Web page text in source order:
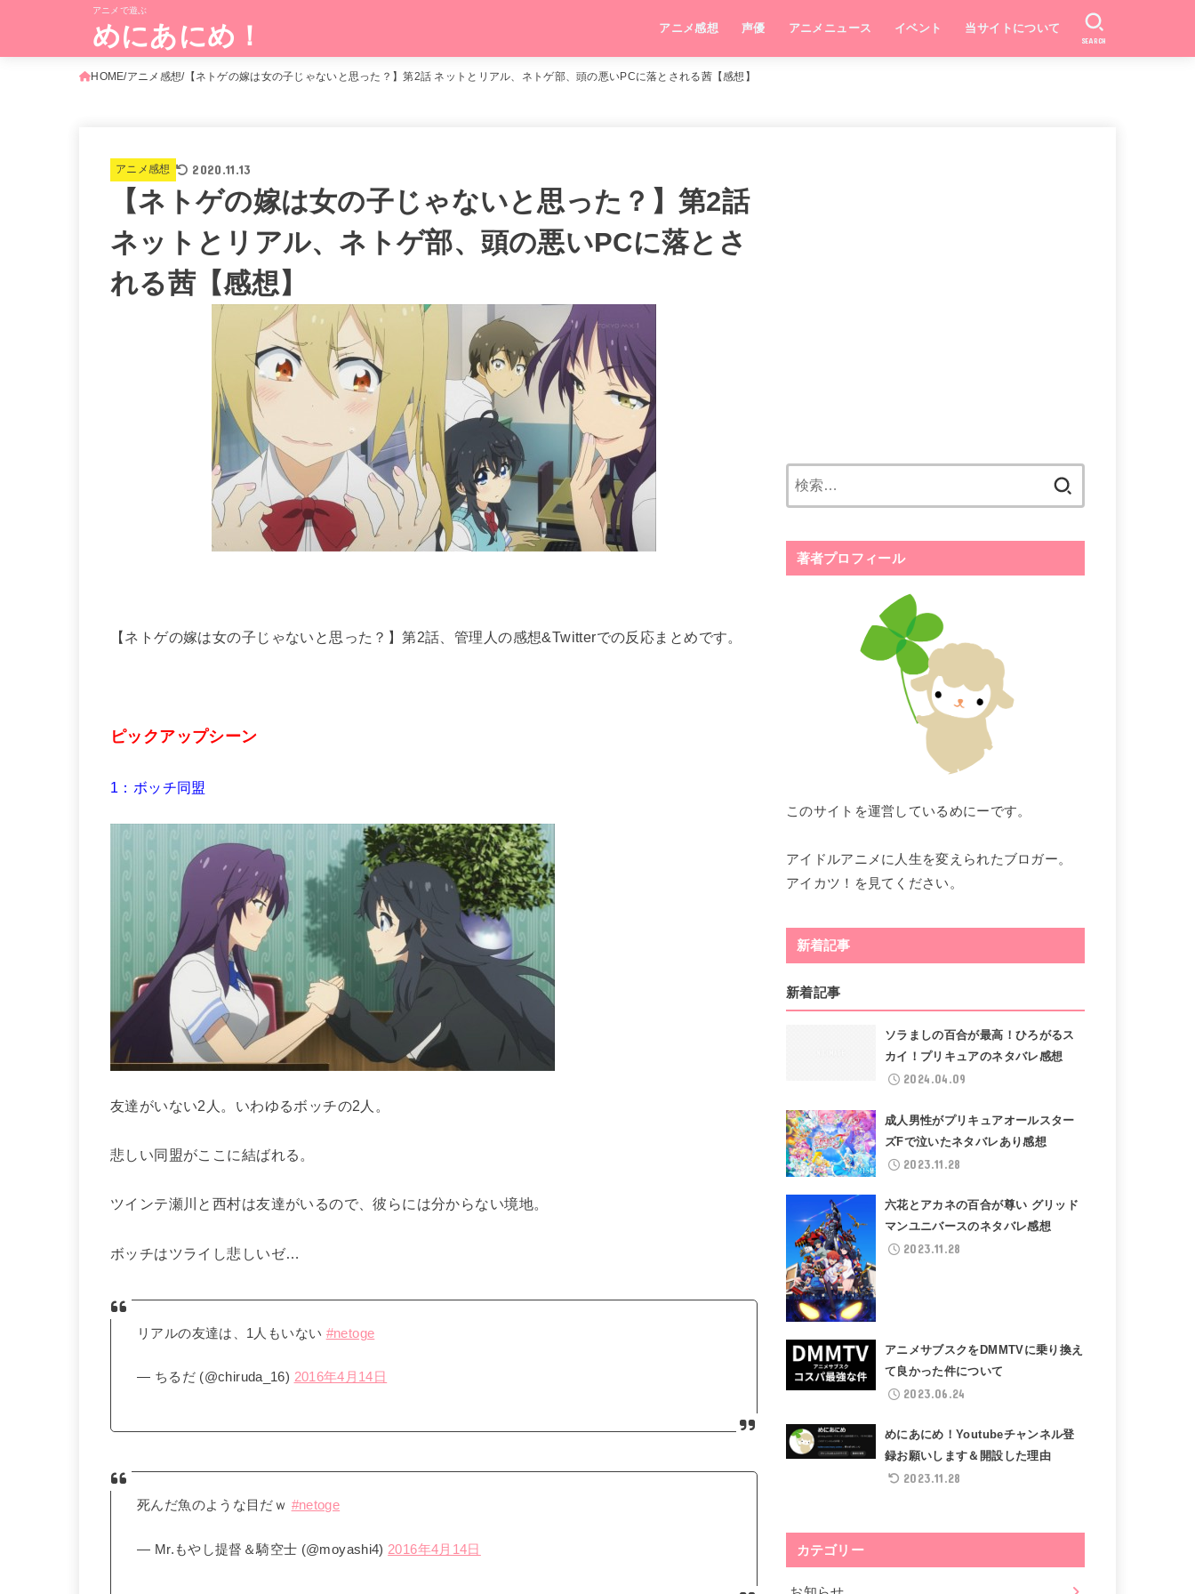
アニメで遊ぶ
めにあにめ！ アニメ感想 声優 アニメニュース イベント 当サイトについて
SEARCH
HOME アニメ感想 【ネトゲの嫁は女の子じゃないと思った？】第2話 ネットとリアル、ネトゲ部、頭の悪いPCに落とされる茜【感想】
アニメ感想 2020.11.13
【ネトゲの嫁は女の子じゃないと思った？】第2話
ネットとリアル、ネトゲ部、頭の悪いPCに落とさ
れる茜【感想】
【ネトゲの嫁は女の子じゃないと思った？】第2話、管理人の感想&Twitterでの反応まとめです。
ピックアップシーン
1：ボッチ同盟
友達がいない2人。いわゆるボッチの2人。
悲しい同盟がここに結ばれる。
ツインテ瀬川と西村は友達がいるので、彼らには分からない境地。
ボッチはツライし悲しいゼ…
リアルの友達は、1人もいない #netoge
— ちるだ (@chiruda_16) 2016年4月14日
死んだ魚のような目だｗ #netoge
— Mr.もやし提督＆騎空士 (@moyashi4) 2016年4月14日
著者プロフィール
このサイトを運営しているめにーです。
アイドルアニメに人生を変えられたブロガー。
アイカツ！を見てください。
新着記事
新着記事
ソラましの百合が最高！ひろがるス
カイ！プリキュアのネタバレ感想
2024.04.09
成人男性がプリキュアオールスター
ズFで泣いたネタバレあり感想
2023.11.28
六花とアカネの百合が尊い グリッド
マンユニバースのネタバレ感想
2023.11.28
アニメサブスクをDMMTVに乗り換え
て良かった件について
2023.06.24
めにあにめ！Youtubeチャンネル登
録お願いします＆開設した理由
2023.11.28
カテゴリー